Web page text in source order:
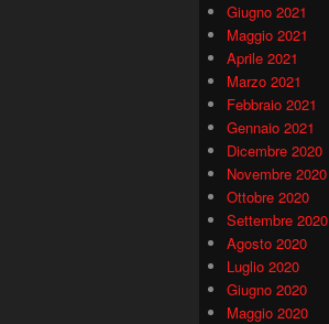
Giugno 2021
Maggio 2021
Aprile 2021
Marzo 2021
Febbraio 2021
Gennaio 2021
Dicembre 2020
Novembre 2020
Ottobre 2020
Settembre 2020
Agosto 2020
Luglio 2020
Giugno 2020
Maggio 2020